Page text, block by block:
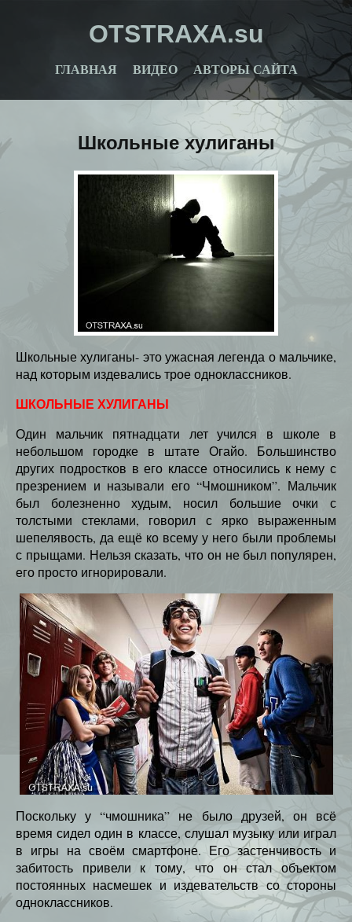
OTSTRAXA.su
ГЛАВНАЯ ВИДЕО АВТОРЫ САЙТА
Школьные хулиганы
Школьные хулиганы- это ужасная легенда о мальчике,
над которым издевались трое одноклассников.
ШКОЛЬНЫЕ ХУЛИГАНЫ
Один мальчик пятнадцати лет учился в школе в
небольшом городке в штате Огайо. Большинство
других подростков в его классе относились к нему с
презрением и называли его “Чмошником”. Мальчик
был болезненно худым, носил большие очки с
толстыми стеклами, говорил с ярко выраженным
шепелявость, да ещё ко всему у него были проблемы
с прыщами. Нельзя сказать, что он не был популярен,
его просто игнорировали.
Поскольку у “чмошника” не было друзей, он всё
время сидел один в классе, слушал музыку или играл
в игры на своём смартфоне. Его застенчивость и
забитость привели к тому, что он стал объектом
постоянных насмешек и издевательств со стороны
одноклассников.